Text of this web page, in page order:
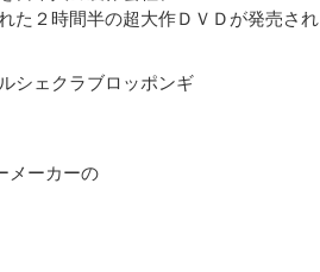
た２時間半の超大作ＤＶＤが発売され
シェクラブロッポンギ
メーカーの